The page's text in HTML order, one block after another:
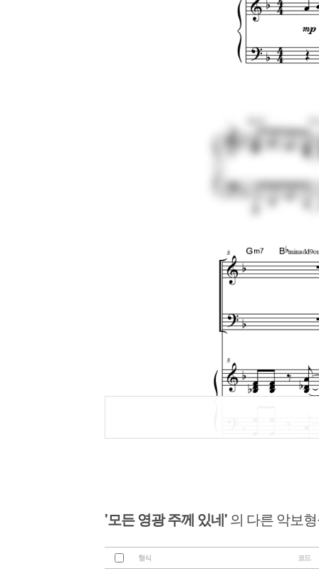
'모든 영광 주께 있네'의 다른 악보
형식 코드